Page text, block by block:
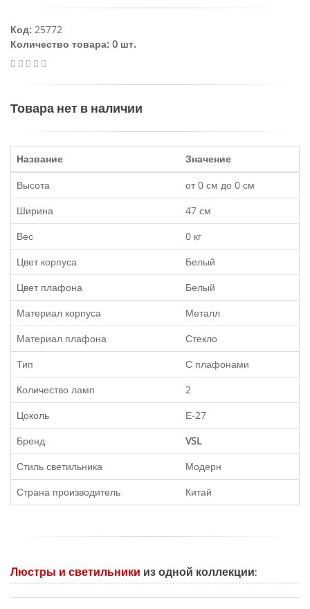
Код: 25772
Количество товара: 0 шт.
Товара нет в наличии
Название
Значение
Высота
от 0 см до 0 см
Ширина
47 см
Вес
0 кг
Цвет корпуса
Белый
Цвет плафона
Белый
Материал корпуса
Металл
Материал плафона
Стекло
Тип
С плафонами
Количество ламп
2
Цоколь
Е-27
Бренд
VSL
Стиль светильника
Модерн
Страна производитель
Китай
Люстры и светильники из одной коллекции: